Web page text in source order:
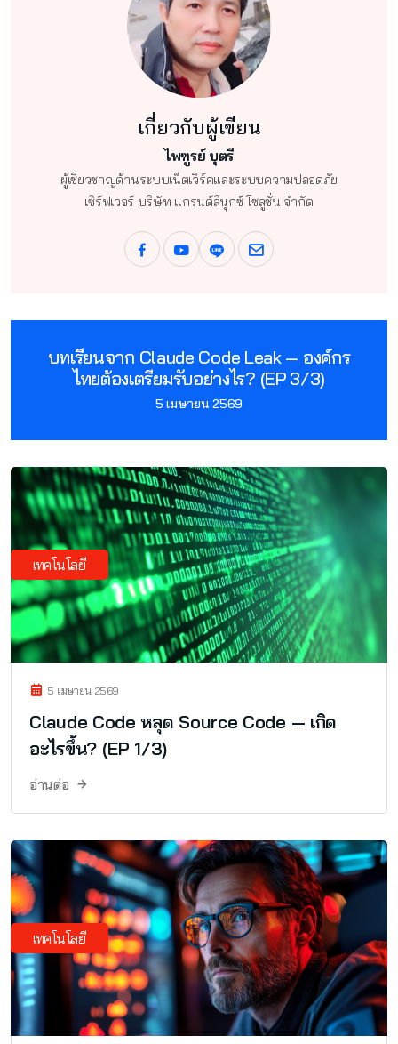
เกี่ยวกับผู้เขียน
ไพฑูรย์ บุตรี
ผู้เชี่ยวชาญด้านระบบเน็ตเวิร์คและระบบความปลอดภัย
เซิร์ฟเวอร์ บริษัท แกรนด์ลีนุกซ์ โซลูชั่น จำกัด
บทเรียนจาก Claude Code Leak — องค์กร
ไทยต้องเตรียมรับอย่างไร? (EP 3/3)
5 เมษายน 2569
เทคโนโลยี
5 เมษายน 2569
Claude Code หลุด Source Code — เกิด
อะไรขึ้น? (EP 1/3)
อ่านต่อ
เทคโนโลยี